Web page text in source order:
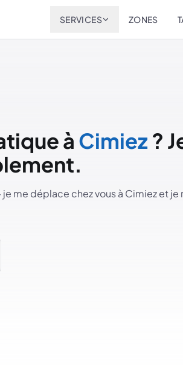
SERVICES ZONES
à Cimiez ?
me déplace chez vous à Cimiez et je